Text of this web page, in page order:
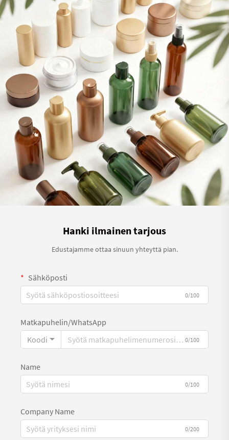
Hanki ilmainen tarjous
Edustajamme ottaa sinuun yhteyttä pian.
Sähköposti
0/100
Matkapuhelin/WhatsApp
Koodi
0/100
Name
0/100
Company Name
0/200